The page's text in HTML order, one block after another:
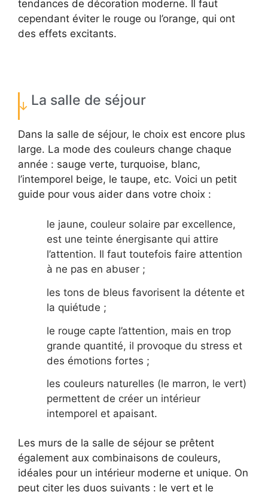
tendances de décoration moderne. Il faut
cependant éviter le rouge ou l’orange, qui ont
des effets excitants.
La salle de séjour
Dans la salle de séjour, le choix est encore plus
large. La mode des couleurs change chaque
année : sauge verte, turquoise, blanc,
l’intemporel beige, le taupe, etc. Voici un petit
guide pour vous aider dans votre choix :
le jaune, couleur solaire par excellence,
est une teinte énergisante qui attire
l’attention. Il faut toutefois faire attention
à ne pas en abuser ;
les tons de bleus favorisent la détente et
la quiétude ;
le rouge capte l’attention, mais en trop
grande quantité, il provoque du stress et
des émotions fortes ;
les couleurs naturelles (le marron, le vert)
permettent de créer un intérieur
intemporel et apaisant.
Les murs de la salle de séjour se prêtent
également aux combinaisons de couleurs,
idéales pour un intérieur moderne et unique. On
peut citer les duos suivants : le vert et le